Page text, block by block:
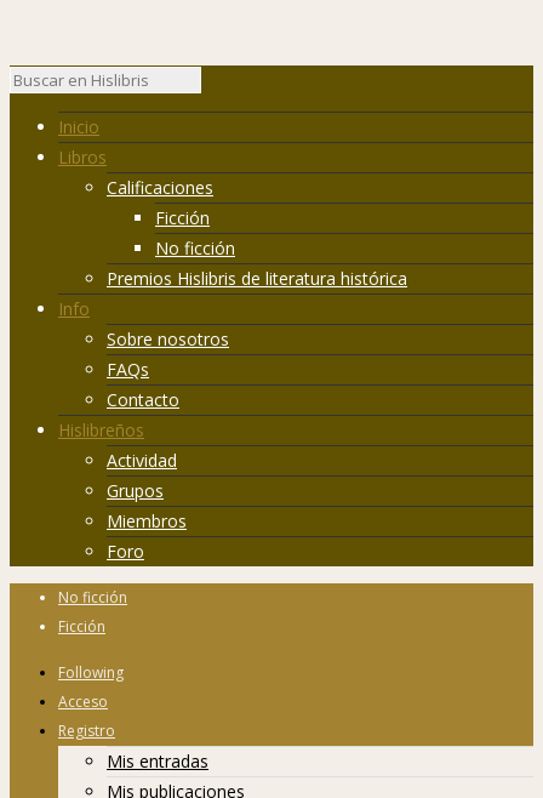
Inicio
Libros
Calificaciones
Ficción
No ficción
Premios Hislibris de literatura histórica
Info
Sobre nosotros
FAQs
Contacto
Hislibreños
Actividad
Grupos
Miembros
Foro
No ficción
Ficción
Following
Acceso
Registro
Mis entradas
Mis publicaciones